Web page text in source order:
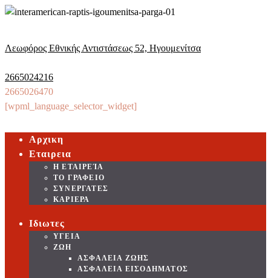
Λεωφόρος Εθνικής Αντιστάσεως 52, Ηγουμενίτσα
2665024216
2665026470
[wpml_language_selector_widget]
Αρχικη
Εταιρεια
Η ΕΤΑΙΡΕΊΑ
ΤΟ ΓΡΑΦΕΙΟ
ΣΥΝΕΡΓΑΤΕΣ
ΚΑΡΙΕΡΑ
Ιδιωτες
ΥΓΕΙΑ
ΖΩΗ
ΑΣΦΑΛΕΙΑ ΖΩΗΣ
ΑΣΦΑΛΕΙΑ ΕΙΣΟΔΗΜΑΤΟΣ